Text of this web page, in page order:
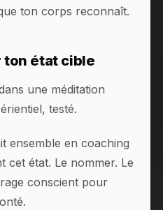
ton corps reconnaît.
état cible
une méditation
testé.
ensemble en coaching
cet état. Le nommer. Le
conscient pour